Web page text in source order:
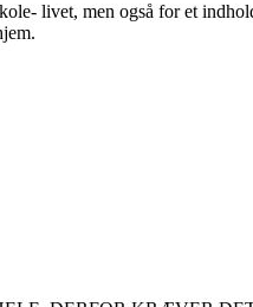
livet, men også for et